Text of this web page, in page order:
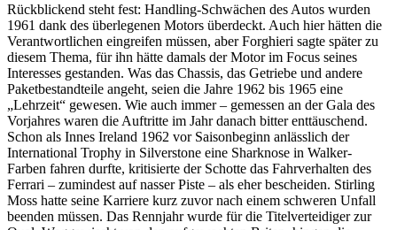
Rückblickend steht fest: Handling-Schwächen des Autos wurden
1961 dank des überlegenen Motors überdeckt. Auch hier hätten die
Verantwortlichen eingreifen müssen, aber Forghieri sagte später zu
diesem Thema, für ihn hätte damals der Motor im Focus seines
Interesses gestanden. Was das Chassis, das Getriebe und andere
Paketbestandteile angeht, seien die Jahre 1962 bis 1965 eine
„Lehrzeit“ gewesen. Wie auch immer – gemessen an der Gala des
Vorjahres waren die Auftritte im Jahr danach bitter enttäuschend.
Schon als Innes Ireland 1962 vor Saisonbeginn anlässlich der
International Trophy in Silverstone eine Sharknose in Walker-
Farben fahren durfte, kritisierte der Schotte das Fahrverhalten des
Ferrari – zumindest auf nasser Piste – als eher bescheiden. Stirling
Moss hatte seine Karriere kurz zuvor nach einem schweren Unfall
beenden müssen. Das Rennjahr wurde für die Titelverteidiger zur